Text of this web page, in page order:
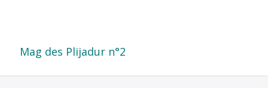
Mag des Plijadur n°2